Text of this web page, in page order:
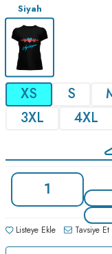
Siyah
XS S
3XL
4XL
Listeye Ekle Tavsiye Et